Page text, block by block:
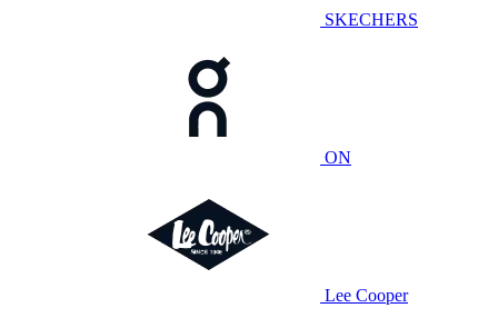
SKECHERS
ON
Lee Cooper